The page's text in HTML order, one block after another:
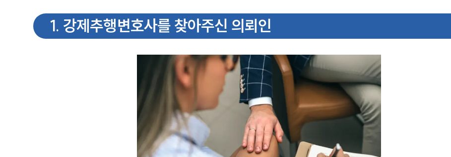
1. 강제추행변호사를 찾아주신 의뢰인